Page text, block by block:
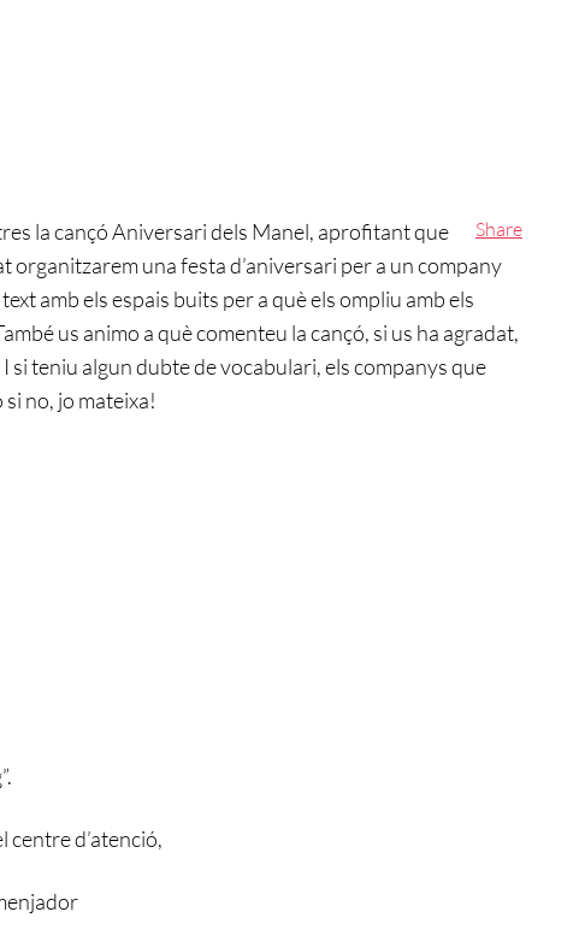
Share
la cançó Aniversari dels Manel, aprofitant que
organitzarem una festa d’aniversari per a un company
amb els espais buits per a què els ompliu amb els
us animo a què comenteu la cançó, si us ha agradat,
si teniu algun dubte de vocabulari, els companys que
no, jo mateixa!
centre d’atenció,